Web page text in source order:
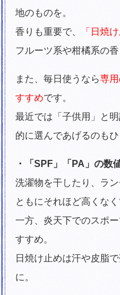
地のものを。
香りも重要で、
「日焼
フルーツ系や柑橘系の
また、毎日使うなら専
すすめです。
最近では「子供用」と
的に選んであげるのもひ
・「SPF」「PA」の数
洗濯物を干したり、ラ
ともにそれほど高くなく
一方、炎天下でのスポ
すすめ。
日焼け止めは汗や皮脂
に。